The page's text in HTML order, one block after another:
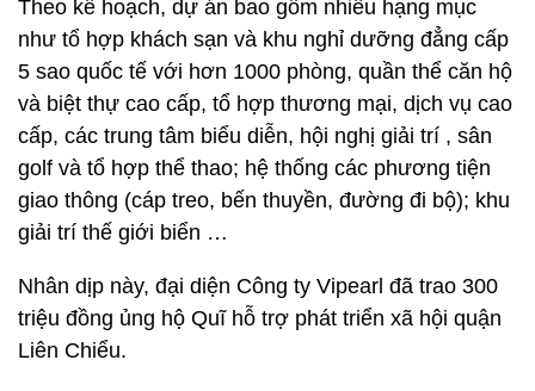
Theo kế hoạch, dự án bao gồm nhiều hạng mục
như tổ hợp khách sạn và khu nghỉ dưỡng đẳng cấp
5 sao quốc tế với hơn 1000 phòng, quần thể căn hộ
và biệt thự cao cấp, tổ hợp thương mại, dịch vụ cao
cấp, các trung tâm biểu diễn, hội nghị giải trí , sân
golf và tổ hợp thể thao; hệ thống các phương tiện
giao thông (cáp treo, bến thuyền, đường đi bộ); khu
giải trí thế giới biển …
Nhân dịp này, đại diện Công ty Vipearl đã trao 300
triệu đồng ủng hộ Quĩ hỗ trợ phát triển xã hội quận
Liên Chiểu.